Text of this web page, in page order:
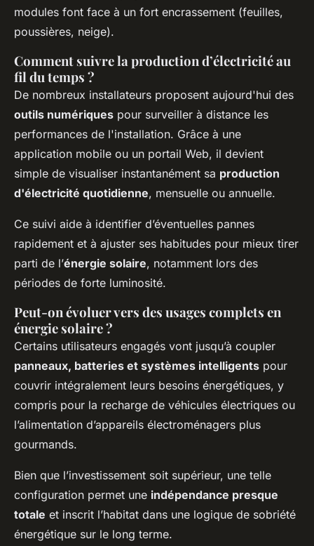
modules font face à un fort encrassement (feuilles,
poussières, neige).
Comment suivre la production d’électricité au
fil du temps ?
De nombreux installateurs proposent aujourd'hui des
outils numériques pour surveiller à distance les
performances de l'installation. Grâce à une
application mobile ou un portail Web, il devient
simple de visualiser instantanément sa production
d'électricité quotidienne, mensuelle ou annuelle.
Ce suivi aide à identifier d’éventuelles pannes
rapidement et à ajuster ses habitudes pour mieux tirer
parti de l’énergie solaire, notamment lors des
périodes de forte luminosité.
Peut-on évoluer vers des usages complets en
énergie solaire ?
Certains utilisateurs engagés vont jusqu’à coupler
panneaux, batteries et systèmes intelligents pour
couvrir intégralement leurs besoins énergétiques, y
compris pour la recharge de véhicules électriques ou
l’alimentation d’appareils électroménagers plus
gourmands.
Bien que l’investissement soit supérieur, une telle
configuration permet une indépendance presque
totale et inscrit l’habitat dans une logique de sobriété
énergétique sur le long terme.